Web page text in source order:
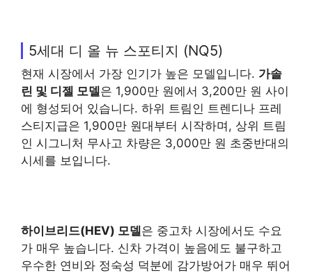
5세대 디 올 뉴 스포티지 (NQ5)
현재 시장에서 가장 인기가 높은 모델입니다. 가솔
린 및 디젤 모델은 1,900만 원에서 3,200만 원 사이
에 형성되어 있습니다. 하위 트림인 트렌디나 프레
스티지급은 1,900만 원대부터 시작하며, 상위 트림
인 시그니처 무사고 차량은 3,000만 원 초중반대의
시세를 보입니다.
하이브리드(HEV) 모델은 중고차 시장에서도 수요
가 매우 높습니다. 신차 가격이 높음에도 불구하고
우수한 연비와 정숙성 덕분에 감가방어가 매우 뛰어